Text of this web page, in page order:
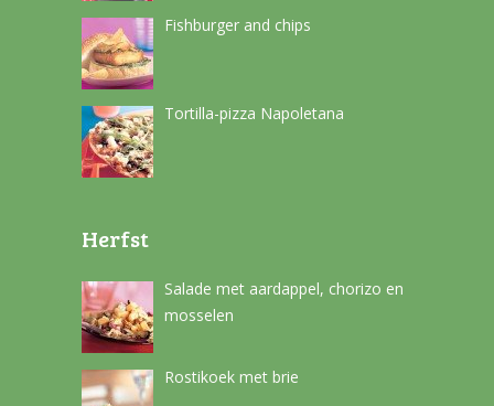
Fishburger and chips
Tortilla-pizza Napoletana
Herfst
Salade met aardappel, chorizo en
mosselen
Rostikoek met brie